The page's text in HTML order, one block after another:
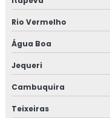
regulatórios
Treinamento em
Treinamento em
Treinamento em
Rio Vermelho
Água Boa
Jequeri
Cambuquira
Teixeiras